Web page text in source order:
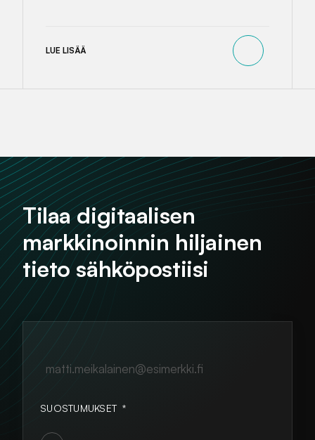
LUE LISÄÄ
Tilaa digitaalisen
markkinoinnin hiljainen
tieto sähköpostiisi
SUOSTUMUKSET *